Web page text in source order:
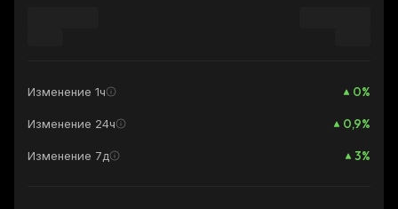
Изменение 1ч 0%
Изменение 24ч 0,9%
Изменение 7д 3%